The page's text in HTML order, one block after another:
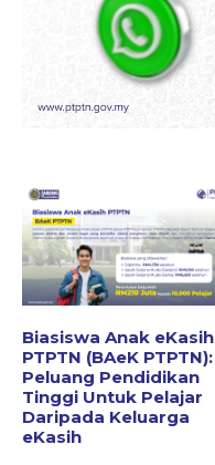
Biasiswa Anak eKasih
PTPTN (BAeK PTPTN):
Peluang Pendidikan
Tinggi Untuk Pelajar
Daripada Keluarga
eKasih